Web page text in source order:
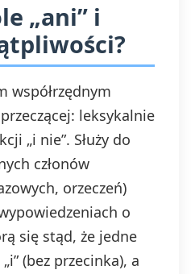
„ani” i
współrzędnym
leksykalnie
„i nie”. Służy do
członów
orzeczeń)
o
się stąd, że jedne
(bez przecinka), a